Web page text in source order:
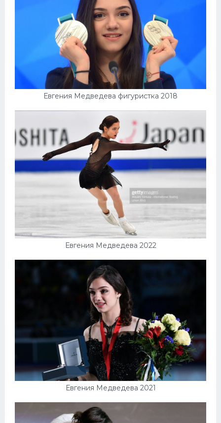
Евгения Медведева фигуристка 2018
Евгения Медведева 2022
Евгения Медведева 2021